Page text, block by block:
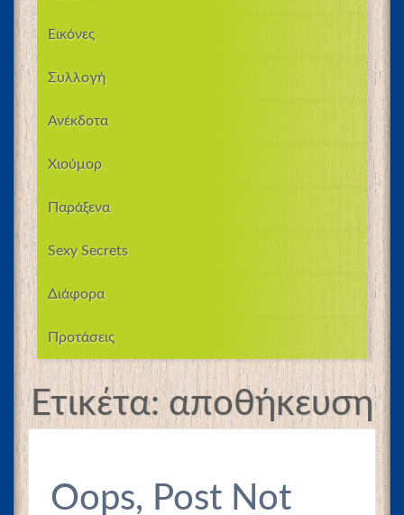
Εικόνες
Συλλογή
Ανέκδοτα
Χιούμορ
Παράξενα
Sexy Secrets
Διάφορα
Προτάσεις
Ετικέτα:αποθήκευση
Oops, Post Not